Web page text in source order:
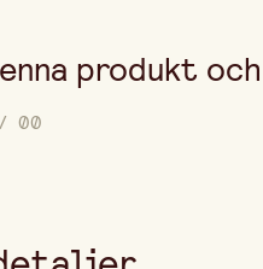
produkt
/ 00